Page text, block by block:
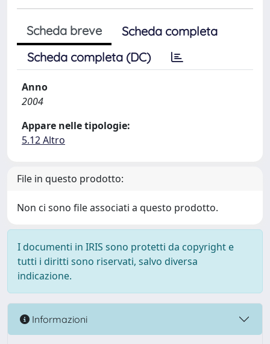
Scheda breve
Scheda completa
Scheda completa (DC)
Anno
2004
Appare nelle tipologie:
5.12 Altro
File in questo prodotto:
Non ci sono file associati a questo prodotto.
I documenti in IRIS sono protetti da copyright e
tutti i diritti sono riservati, salvo diversa
indicazione.
Informazioni